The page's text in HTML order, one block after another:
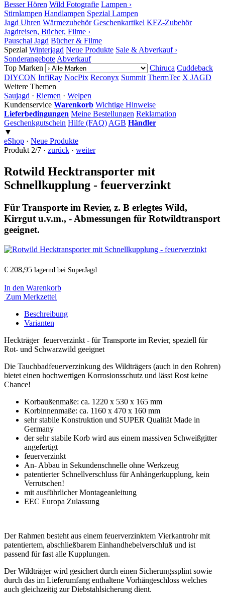
Besser Hören Wild Fotografie Lampen ›
Stirnlampen Handlampen Spezial Lampen
Jagd Uhren Wärmezubehör Geschenkartikel KFZ-Zubehör
Jagdreisen, Bücher, Filme ›
Pauschal Jagd Bücher & Filme
Spezial Winterjagd Neue Produkte Sale & Abverkauf ›
Sonderangebote Abverkauf
Top Marken
Chiruca Cuddeback
DIYCON InfiRay NocPix Reconyx Summit ThermTec X JAGD
Weitere Themen
Saujagd · Riemen · Welpen
Kundenservice Warenkorb Wichtige Hinweise
Lieferbedingungen Meine Bestellungen Reklamation
Geschenkgutschein Hilfe (FAQ) AGB Händler
▼
eShop · Neue Produkte
Produkt 2/7 · zurück · weiter
Rotwild Hecktransporter mit
Schnellkupplung - feuerverzinkt
Für Transporte im Revier, z. B erlegtes Wild,
Kirrgut u.v.m., - Abmessungen für Rotwildtransport
geeignet.
€ 208,95 lagernd bei SuperJagd
In den Warenkorb
Zum Merkzettel
Beschreibung
Varianten
Heckträger feuerverzinkt - für Transporte im Revier, speziell für
Rot- und Schwarzwild geeignet
Die Tauchbadfeuerverzinkung des Wildträgers (auch in den Rohren)
bietet einen hochwertigen Korrosionsschutz und lässt Rost keine
Chance!
Korbaußenmaße: ca. 1220 x 530 x 165 mm
Korbinnenmaße: ca. 1160 x 470 x 160 mm
sehr stabile Konstruktion und SUPER Qualität Made in
Germany
der sehr stabile Korb wird aus einem massiven Schweißgitter
angefertigt
feuerverzinkt
An- Abbau in Sekundenschnelle ohne Werkzeug
patentierter Schnellverschluss für Anhängerkupplung, kein
Verrutschen!
mit ausführlicher Montageanleitung
EEC Europa Zulassung
Der Rahmen besteht aus einem feuerverzinktem Vierkantrohr mit
patentiertem, abschließbarem Einhandhebelverschluß und ist
passend für fast alle Kupplungen.
Der Wildträger wird gesichert durch einen Sicherungssplint sowie
durch das im Lieferumfang enthaltene Vorhängeschloss welches
auch gleichzeitig zur Diebstahlsicherung dient.